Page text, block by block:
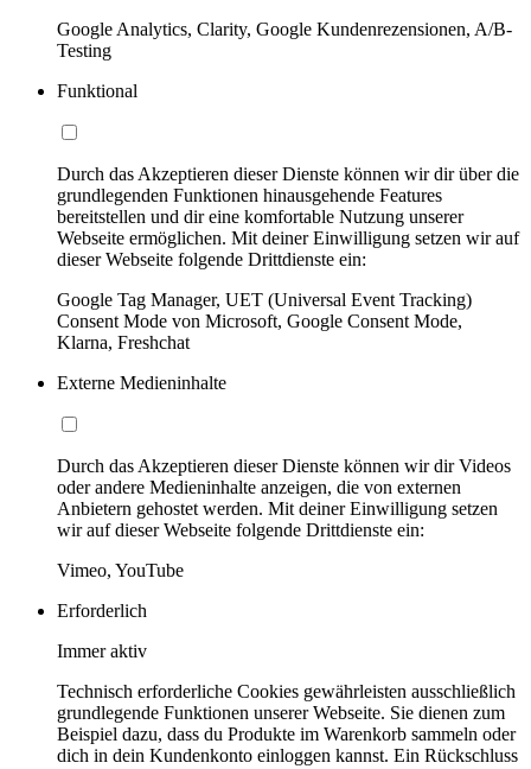
Google Analytics, Clarity, Google Kundenrezensionen, A/B-
Testing
Funktional
Durch das Akzeptieren dieser Dienste können wir dir über die
grundlegenden Funktionen hinausgehende Features
bereitstellen und dir eine komfortable Nutzung unserer
Webseite ermöglichen. Mit deiner Einwilligung setzen wir auf
dieser Webseite folgende Drittdienste ein:
Google Tag Manager, UET (Universal Event Tracking)
Consent Mode von Microsoft, Google Consent Mode,
Klarna, Freshchat
Externe Medieninhalte
Durch das Akzeptieren dieser Dienste können wir dir Videos
oder andere Medieninhalte anzeigen, die von externen
Anbietern gehostet werden. Mit deiner Einwilligung setzen
wir auf dieser Webseite folgende Drittdienste ein:
Vimeo, YouTube
Erforderlich
Immer aktiv
Technisch erforderliche Cookies gewährleisten ausschließlich
grundlegende Funktionen unserer Webseite. Sie dienen zum
Beispiel dazu, dass du Produkte im Warenkorb sammeln oder
dich in dein Kundenkonto einloggen kannst. Ein Rückschluss